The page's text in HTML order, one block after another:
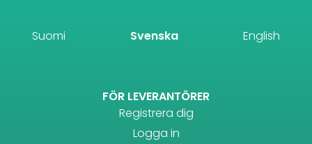
Suomi Svenska English
FÖR LEVERANTÖRER
Registrera dig
Logga in